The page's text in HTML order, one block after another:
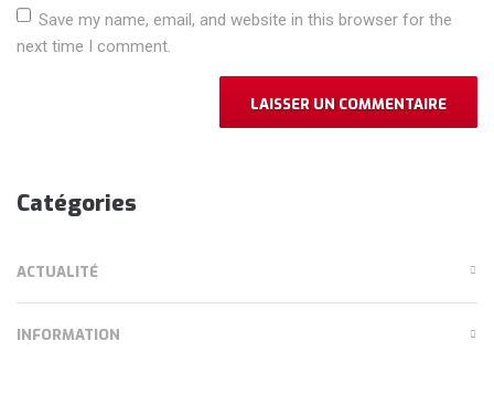
Save my name, email, and website in this browser for the
next time I comment.
Catégories
ACTUALITÉ
INFORMATION